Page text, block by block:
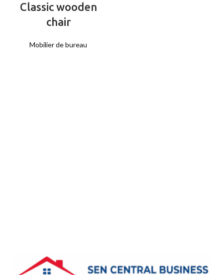
Classic wooden
chair
Mobilier de bureau